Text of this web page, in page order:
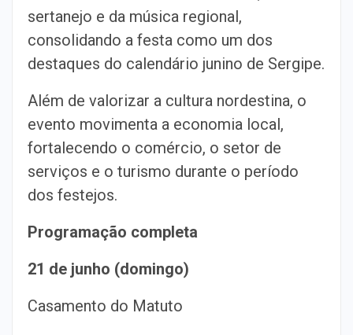
sertanejo e da música regional,
consolidando a festa como um dos
destaques do calendário junino de Sergipe.
Além de valorizar a cultura nordestina, o
evento movimenta a economia local,
fortalecendo o comércio, o setor de
serviços e o turismo durante o período
dos festejos.
Programação completa
21 de junho (domingo)
Casamento do Matuto